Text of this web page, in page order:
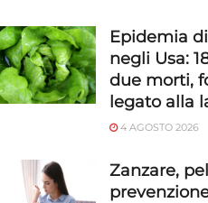
Epidemia
negli Usa:
due morti,
legato alla
4 AGOSTO 2026
Zanzare,